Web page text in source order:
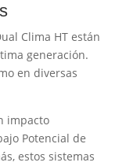
Clima HT están
generación.
en diversas
impacto
Potencial de
estos sistemas